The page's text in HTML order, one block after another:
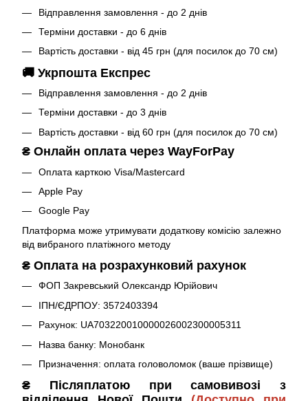
Відправлення замовлення - до 2 днів
Терміни доставки - до 6 днів
Вартість доставки - від 45 грн (для посилок до 70 см)
🚚 Укрпошта Експрес
Відправлення замовлення - до 2 днів
Терміни доставки - до 3 днів
Вартість доставки - від 60 грн (для посилок до 70 см)
₴ Онлайн оплата через WayForPay
Оплата карткою Visa/Mastercard
Apple Pay
Google Pay
Платформа може утримувати додаткову комісію залежно
від вибраного платіжного методу
₴ Оплата на розрахунковий рахунок
ФОП Закревський Олександр Юрійович
ІПН/ЄДРПОУ: 3572403394
Рахунок: UA703220010000026002300005311
Назва банку: Монобанк
Призначення: оплата головоломок (ваше прізвище)
₴ Післяплатою при самовивозі з